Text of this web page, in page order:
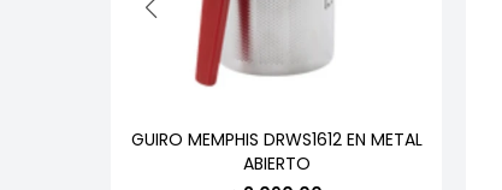
GUIRO MEMPHIS DRWS1612 EN METAL
ABIERTO